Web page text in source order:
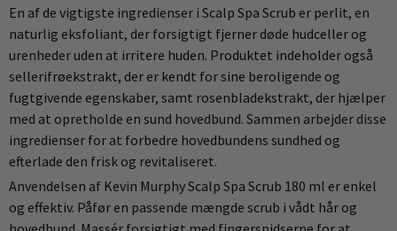
En af de vigtigste ingredienser i Scalp Spa Scrub er perlit, en
naturlig eksfoliant, der forsigtigt fjerner døde hudceller og
urenheder uden at irritere huden. Produktet indeholder også
sellerifrøekstrakt, der er kendt for sine beroligende og
fugtgivende egenskaber, samt rosenbladekstrakt, der hjælper
med at opretholde en sund hovedbund. Sammen arbejder disse
ingredienser for at forbedre hovedbundens sundhed og
efterlade den frisk og revitaliseret.
Anvendelsen af Kevin Murphy Scalp Spa Scrub 180 ml er enkel
og effektiv. Påfør en passende mængde scrub i vådt hår og